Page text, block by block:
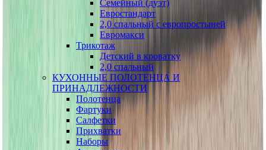
Семейный (дуэт)
Евростандарт
2,0 спальный с европростыней
Евромакси
Трикотаж
Детский в кроватку
2,0 спальный
КУХОННЫЕ ПОЛОТЕНЦА И
ПРИНАДЛЕЖНОСТИ
Полотенца
Фартуки
Салфетки
Прихватки
Наборы